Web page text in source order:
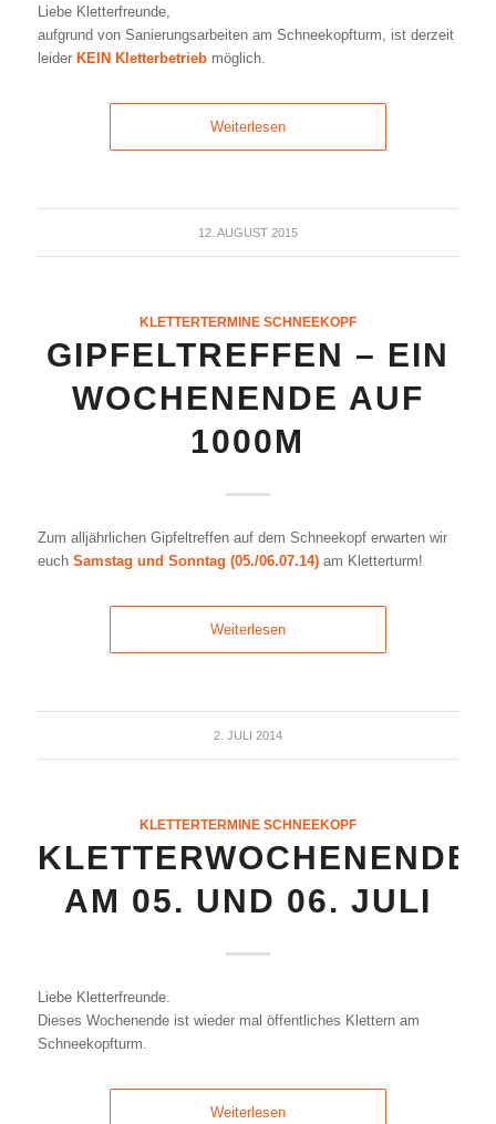
Liebe Kletterfreunde,
aufgrund von Sanierungsarbeiten am Schneekopfturm, ist derzeit
leider KEIN Kletterbetriebmöglich.
Weiterlesen
12. AUGUST 2015
KLETTERTERMINE SCHNEEKOPF
GIPFELTREFFEN – EIN
WOCHENENDE AUF
1000M
Zum alljährlichen Gipfeltreffen auf dem Schneekopf erwarten wir
euch Samstag und Sonntag (05./06.07.14)am Kletterturm!
Weiterlesen
2. JULI 2014
KLETTERTERMINE SCHNEEKOPF
KLETTERWOCHENENDE
AM 05. UND 06. JULI
Liebe Kletterfreunde.
Dieses Wochenende ist wieder mal öffentliches Klettern am
Schneekopfturm.
Weiterlesen